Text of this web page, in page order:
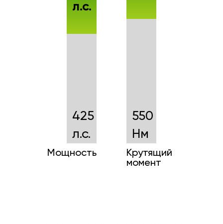
425
л.с.
Мощность
л.с.
550
Нм
Крутящий
момент